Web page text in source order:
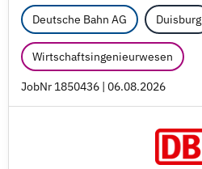
Deutsche Bahn AG Duisburg
Wirtschaftsingenieurwesen
JobNr 1850436 | 06.08.2026